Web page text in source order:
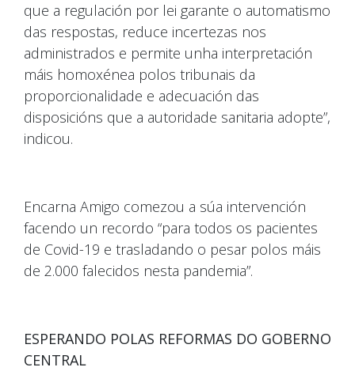
que a regulación por lei garante o automatismo
das respostas, reduce incertezas nos
administrados e permite unha interpretación
máis homoxénea polos tribunais da
proporcionalidade e adecuación das
disposicións que a autoridade sanitaria adopte”,
indicou.
Encarna Amigo comezou a súa intervención
facendo un recordo “para todos os pacientes
de Covid-19 e trasladando o pesar polos máis
de 2.000 falecidos nesta pandemia”.
ESPERANDO POLAS REFORMAS DO GOBERNO
CENTRAL